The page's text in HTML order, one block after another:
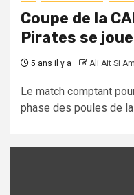
Coupe de la
Pirates se
5 ans il y a Ali Ait Si
Le match comptant
phase des poules de la